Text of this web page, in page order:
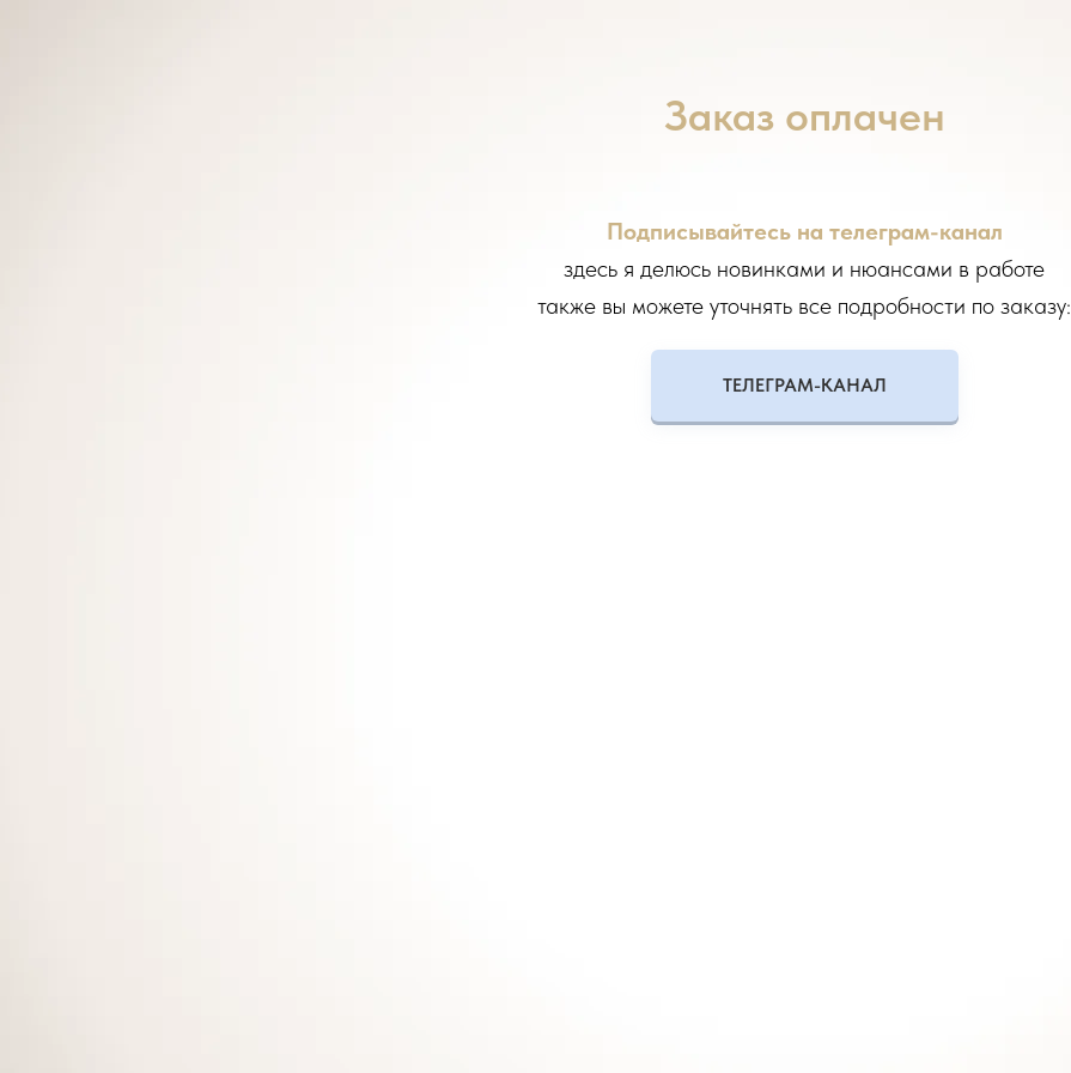
Заказ оплачен
Подписывайтесь на телеграм-канал
здесь я делюсь новинками и нюансами в работе
также вы можете уточнять все подробности по заказу:
ТЕЛЕГРАМ-КАНАЛ